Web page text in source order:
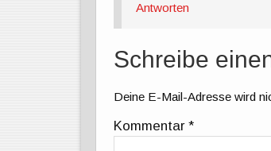
Antworten
Schreibe
Deine E-Mail-Adresse wird
Kommentar*